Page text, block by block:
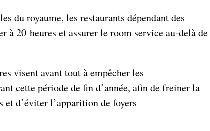
du royaume, les restaurants dépendant des
à 20 heures et assurer le room service au-delà de
visent avant tout à empêcher les
cette période de fin d’année, afin de freiner la
et d’éviter l’apparition de foyers